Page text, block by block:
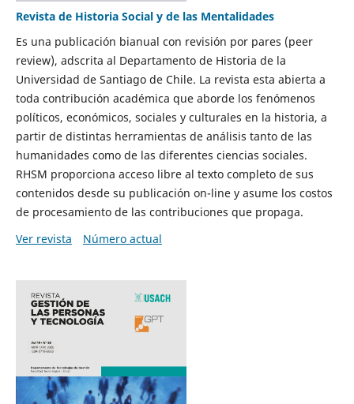
Revista de Historia Social y de las Mentalidades
Es una publicación bianual con revisión por pares (peer
review), adscrita al Departamento de Historia de la
Universidad de Santiago de Chile. La revista esta abierta a
toda contribución académica que aborde los fenómenos
políticos, económicos, sociales y culturales en la historia, a
partir de distintas herramientas de análisis tanto de las
humanidades como de las diferentes ciencias sociales.
RHSM proporciona acceso libre al texto completo de sus
contenidos desde su publicación on-line y asume los costos
de procesamiento de las contribuciones que propaga.
Ver revista
Número actual